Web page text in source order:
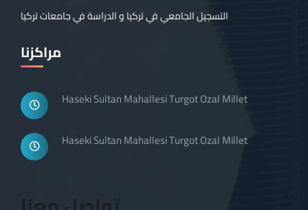
التسجيل الجامعي في تركيا و الدراسة في جامعات تركيا
مراكزنا
Haseki Sultan Mahallesi Turgot Ozal Millet
Haseki Sultan Mahallesi Turgot Ozal Millet